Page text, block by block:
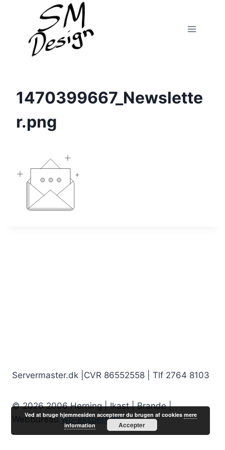
1470399667_Newslette
r.png
Servermaster.dk |CVR 86552558 | Tlf 2764 8103
© 2026 2006 Herning | Ikast | Brande |
Webbureauwp-ekspert.dk
Ved at bruge hjemmesiden accepterer du brugen af cookies mere
information
Accepter